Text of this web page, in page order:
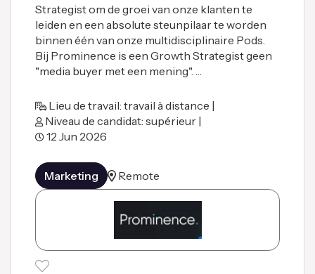
Strategist om de groei van onze klanten te
leiden en een absolute steunpilaar te worden
binnen één van onze multidisciplinaire Pods.
Bij Prominence is een Growth Strategist geen
"media buyer met een mening". …
Lieu de travail: travail à distance |
Niveau de candidat: supérieur |
12 Jun 2026
Marketing Remote